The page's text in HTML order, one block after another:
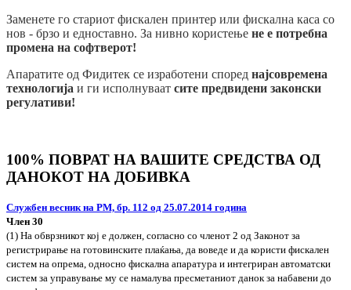
Заменете го стариот фискален принтер или фискална каса со
нов - брзо и едноставно. За нивно користење не е потребна
промена на софтверот!
Апаратите од Фидитек се изработени според најсовремена
технологија и ги исполнуваат сите предвидени законски
регулативи!
100% ПОВРАТ НА ВАШИТЕ СРЕДСТВА ОД
ДАНОКОТ НА ДОБИВКА
Службен весник на РМ, бр. 112 од 25.07.2014 година
Член 30
(1) На обврзникот кој е должен, согласно со членот 2 од Законот за
регистрирање на готовинските плаќања, да воведе и да користи фискален
систем на опрема, односно фискална апаратура и интегриран автоматски
систем за управување му се намалува пресметаниот данок за набавени до